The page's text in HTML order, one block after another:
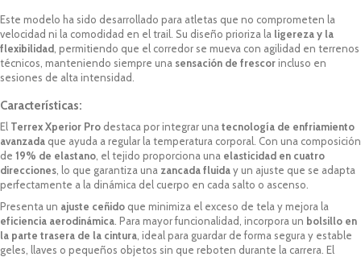
Este modelo ha sido desarrollado para atletas que no comprometen la
velocidad ni la comodidad en el trail. Su diseño prioriza la ligereza y la
flexibilidad , permitiendo que el corredor se mueva con agilidad en terrenos
técnicos, manteniendo siempre una sensación de frescorincluso en
sesiones de alta intensidad.
Características:
El Terrex Xperior Pro destaca por integrar una tecnología de enfriamiento
avanzada que ayuda a regular la temperatura corporal. Con una composición
de 19% de elastano , el tejido proporciona una elasticidad en cuatro
direcciones , lo que garantiza una zancada fluiday un ajuste que se adapta
perfectamente a la dinámica del cuerpo en cada salto o ascenso.
Presenta un ajuste ceñido que minimiza el exceso de tela y mejora la
eficiencia aerodinámica . Para mayor funcionalidad, incorpora un bolsillo en
la parte trasera de la cintura , ideal para guardar de forma segura y estable
geles, llaves o pequeños objetos sin que reboten durante la carrera. El